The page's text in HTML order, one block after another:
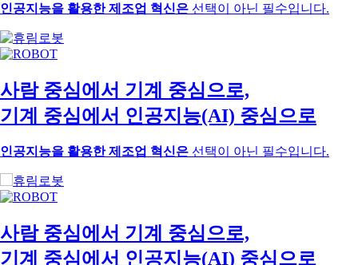
인공지능을 활용한 제조업 혁신은 선택이 아닌 필수입니다.
사람 중심에서 기계 중심으로,
기계 중심에서 인공지능(AI) 중심으로
인공지능을 활용한 제조업 혁신은 선택이 아닌 필수입니다.
사람 중심에서 기계 중심으로,
기계 중심에서 인공지능(AI) 중심으로